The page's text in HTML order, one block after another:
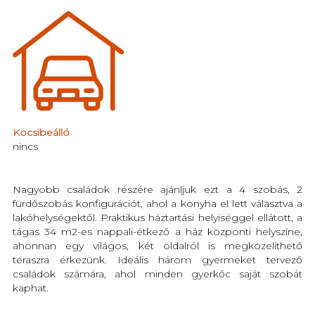
Kocsibeálló
nincs
Nagyobb családok részére ajánljuk ezt a 4 szobás, 2
fürdőszobás konfigurációt, ahol a konyha el lett választva a
lakóhelységektől. Praktikus háztartási helyiséggel ellátott, a
tágas 34 m2-es nappali-étkező a ház központi helyszíne,
ahonnan egy világos, két oldalról is megközelíthető
teraszra érkezünk. Ideális három gyermeket tervező
családok számára, ahol minden gyerkőc saját szobát
kaphat.